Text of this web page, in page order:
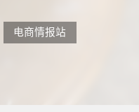
电商情报站